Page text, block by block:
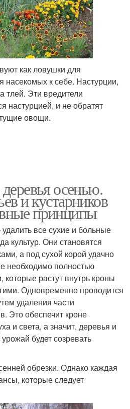
как ловушки для
насекомых к себе. Настурции,
тлей. Эти вредители
настурцией, и не обратят
овощи.
деревья осенью.
и кустарников
принципы
все сухие и больные
культур. Они становятся
а под сухой корой удачно
необходимо полностью
которые растут внутрь кроны
Одновременно проводится
удаления части
Это обеспечит кроне
и света, а значит, деревья и
будет созревать
обрезки. Однако каждая
которые следует